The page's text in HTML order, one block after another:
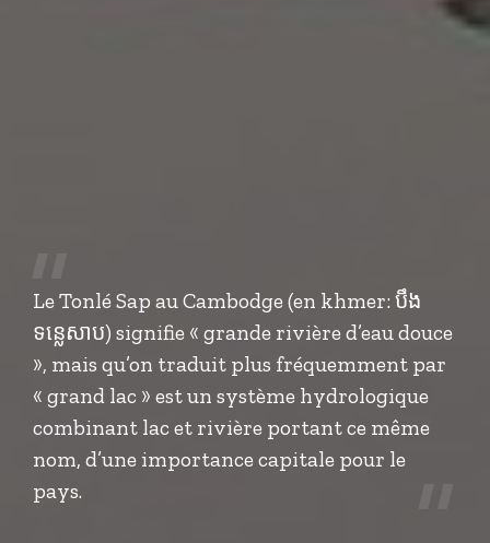
Le Tonlé Sap au Cambodge (en khmer: បឹង
ទន្លេសាប) signifie « grande rivière d’eau douce
», mais qu’on traduit plus fréquemment par
« grand lac » est un système hydrologique
combinant lac et rivière portant ce même
nom, d’une importance capitale pour le
pays.